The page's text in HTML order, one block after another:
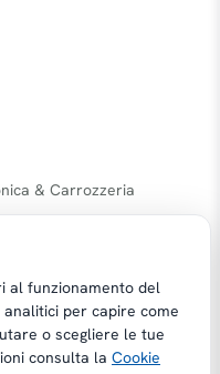
& Carrozzeria
| Powered by
al funzionamento del
per capire come
o scegliere le tue
consulta la Cookie